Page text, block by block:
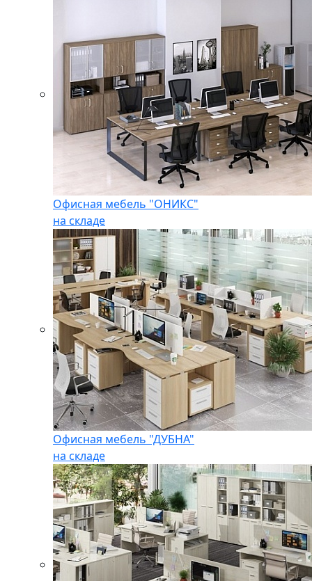
Офисная мебель "ОНИКС"
на складе
Офисная мебель "ДУБНА"
на складе